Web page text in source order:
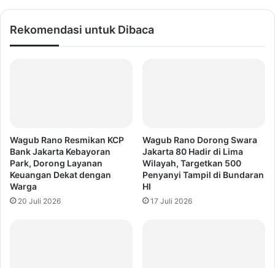
Rekomendasi untuk Dibaca
Wagub Rano Resmikan KCP
Bank Jakarta Kebayoran
Park, Dorong Layanan
Keuangan Dekat dengan
Warga
20 Juli 2026
Wagub Rano Dorong Swara
Jakarta 80 Hadir di Lima
Wilayah, Targetkan 500
Penyanyi Tampil di Bundaran
HI
17 Juli 2026